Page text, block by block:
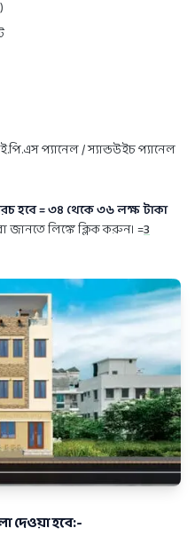
প্যানেল / স্যান্ডউইচ প্যানেল
হবে = ৩৪ থেকে ৩৬ লক্ষ টাকা
লিঙ্কে ক্লিক করুন। =3
দেওয়া হবে:-